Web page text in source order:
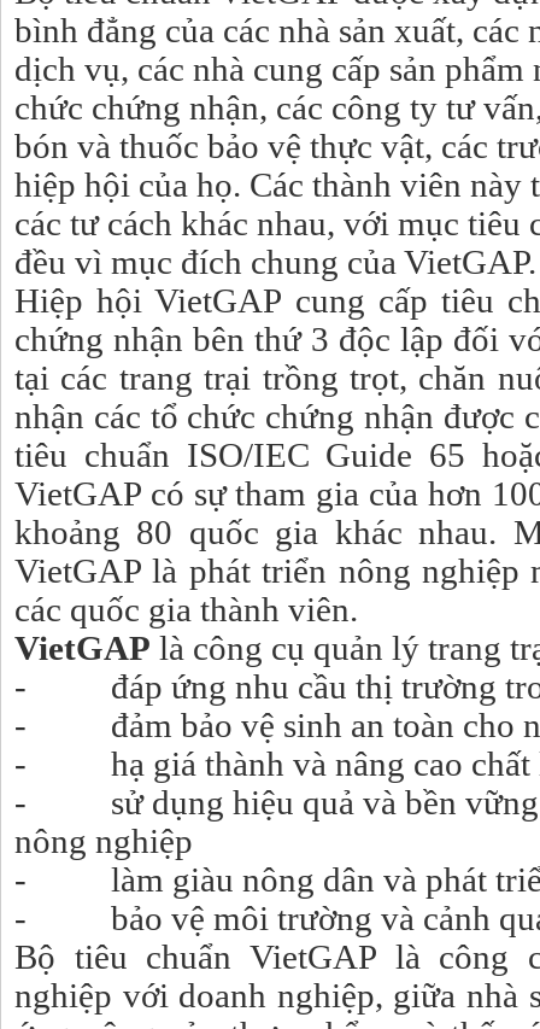
bình đẳng của các nhà sản xuất, các
dịch vụ, các nhà cung cấp sản
chức chứng nhận, các công ty tư
bón và thuốc bảo vệ thực vật, các
hiệp hội của họ. Các thành viên
các tư cách khác nhau, với mục tiêu
đều vì mục đích chung của VietGAP.
Hiệp hội VietGAP cung cấp tiêu
chứng nhận bên thứ 3 độc lập đối
tại các trang trại trồng trọt, chăn
nhận các tổ chức chứng nhận được
tiêu chuẩn ISO/IEC Guide 65
VietGAP có sự tham gia của hơn
khoảng 80 quốc gia khác nhau.
VietGAP là phát triển nông nghiệp
các quốc gia thành viên.
VietGAP là công cụ quản lý trang
- đáp ứng nhu cầu thị trường
- đảm bảo vệ sinh an toàn cho
- hạ giá thành và nâng cao chất
- sử dụng hiệu quả và bền vững
nông nghiệp
- làm giàu nông dân và phát
- bảo vệ môi trường và cảnh
Bộ tiêu chuẩn VietGAP là công
nghiệp với doanh nghiệp, giữa nhà